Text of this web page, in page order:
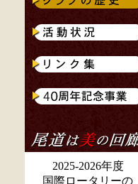
2025-2026年度
国際ロータリーの